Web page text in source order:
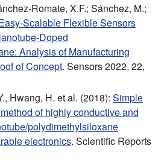
Romate, X.F.; Sánchez, M.;
Scalable Flexible Sensors
Doped
Analysis of Manufacturing
of Concept. Sensors 2022, 22,
Hwang, H. et al. (2018): Simple
of highly conductive and
polydimethylsiloxane
electronics. Scientific Reports